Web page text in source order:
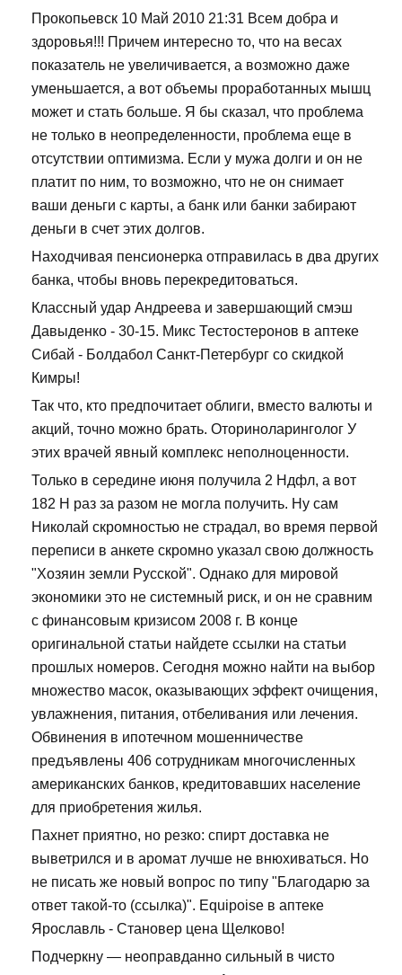
Прокопьевск 10 Май 2010 21:31 Всем добра и
здоровья!!! Причем интересно то, что на весах
показатель не увеличивается, а возможно даже
уменьшается, а вот объемы проработанных мышц
может и стать больше. Я бы сказал, что проблема
не только в неопределенности, проблема еще в
отсутствии оптимизма. Если у мужа долги и он не
платит по ним, то возможно, что не он снимает
ваши деньги с карты, а банк или банки забирают
деньги в счет этих долгов.
Находчивая пенсионерка отправилась в два других
банка, чтобы вновь перекредитоваться.
Классный удар Андреева и завершающий смэш
Давыденко - 30-15. Микс Тестостеронов в аптеке
Сибай - Болдабол Санкт-Петербург со скидкой
Кимры!
Так что, кто предпочитает облиги, вместо валюты и
акций, точно можно брать. Оториноларинголог У
этих врачей явный комплекс неполноценности.
Только в середине июня получила 2 Ндфл, а вот
182 Н раз за разом не могла получить. Ну сам
Николай скромностью не страдал, во время первой
переписи в анкете скромно указал свою должность
"Хозяин земли Русской". Однако для мировой
экономики это не системный риск, и он не сравним
с финансовым кризисом 2008 г. В конце
оригинальной статьи найдете ссылки на статьи
прошлых номеров. Сегодня можно найти на выбор
множество масок, оказывающих эффект очищения,
увлажнения, питания, отбеливания или лечения.
Обвинения в ипотечном мошенничестве
предъявлены 406 сотрудникам многочисленных
американских банков, кредитовавших население
для приобретения жилья.
Пахнет приятно, но резко: спирт доставка не
выветрился и в аромат лучше не внюхиваться. Но
не писать же новый вопрос по типу "Благодарю за
ответ такой-то (ссылка)". Equipoise в аптеке
Ярославль - Становер цена Щелково!
Подчеркну — неоправданно сильный в чисто